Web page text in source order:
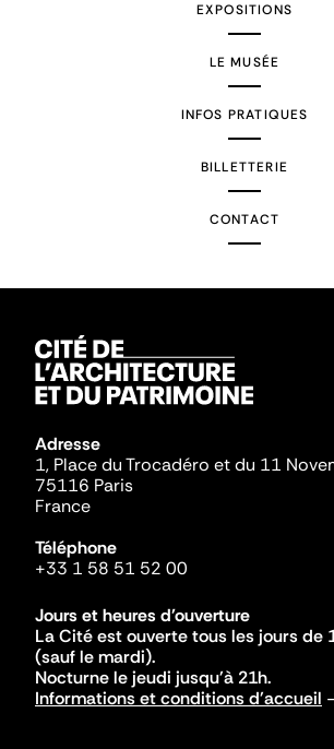
EXPOSITIONS
LE MUSÉE
INFOS PRATIQUES
BILLETTERIE
CONTACT
Adresse
1, Place du Trocadéro et du 11
75116 Paris
France
Téléphone
+33 1 58 51 52 00
Jours et heures d'ouverture
La Cité est ouverte tous les jours de
(sauf le mardi).
Nocturne le jeudi jusqu'à 21h.
Informations et conditions d'accueil